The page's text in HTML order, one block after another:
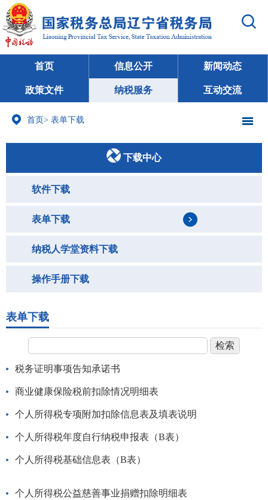
首页 信息公开 新闻动态
政策文件 纳税服务 互动交流
首页> 表单下载
下载中心
软件下载
表单下载
纳税人学堂资料下载
操作手册下载
表单下载
税务证明事项告知承诺书
商业健康保险税前扣除情况明细表
个人所得税专项附加扣除信息表及填表说明
个人所得税年度自行纳税申报表（B表）
个人所得税基础信息表（B表）
个人所得税公益慈善事业捐赠扣除明细表